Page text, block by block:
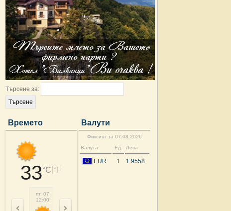
Търсене за:
Времето
33°C °F
пт, 07
12:00
15:00
Валути
Фиксинг за 07.08.2026
Валута
Ед. Лева
EUR 1 1.9558